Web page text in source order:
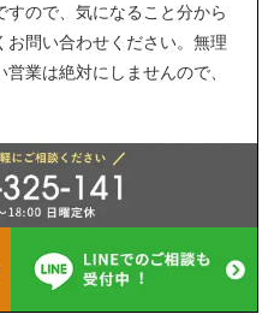
すので、気になること分から
お問い合わせください。無理
業は絶対にしませんので、